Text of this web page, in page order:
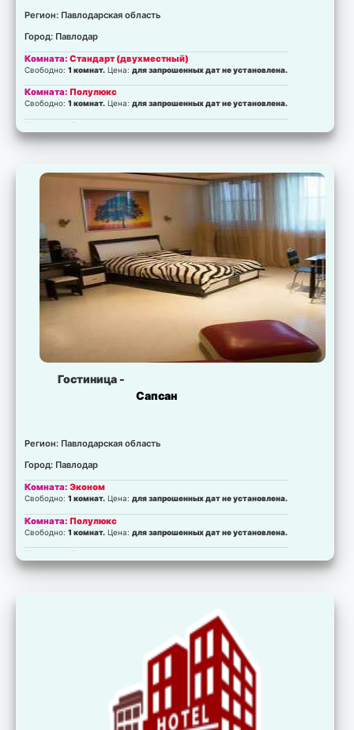
Регион: Павлодарская область
Город: Павлодар
Комната:Стандарт (двухместный)
Свободно:1 комнат. Цена:для запрошенных дат не установлена.
Комната:Полулюкс
Свободно:1 комнат. Цена:для запрошенных дат не установлена.
Комната: Люкс
Гостиница -
Сапсан
Регион: Павлодарская область
Город: Павлодар
Комната:Эконом
Свободно:1 комнат. Цена:для запрошенных дат не установлена.
Комната:Полулюкс
Свободно:1 комнат. Цена:для запрошенных дат не установлена.
Комната: Люкс